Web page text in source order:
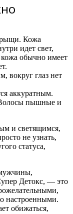
Кожа
идет свет,
обычно имеет
вокруг глаз нет
аккуратным.
пышные и
и светящимся,
не узнать,
статуса,
Детокс, — это
настроенными.
обижаться,